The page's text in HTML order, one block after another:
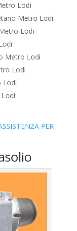
Lodi
Metro Lodi
Lodi
Metro Lodi
Lodi
Lodi
PER